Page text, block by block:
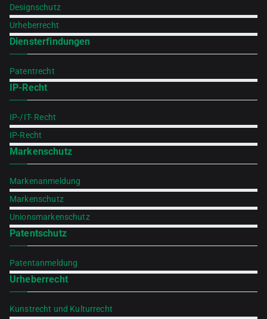
Designschutz
Urheberrecht
Diensterfindungen
Patentrecht
IP-Recht
IP-/IT- Recht
IP-Recht
Markenschutz
Markenanmeldung
Markenschutz
Unionsmarkenschutz
Patentschutz
Patentanmeldung
Urheberrecht
Kunstrecht und Kulturrecht